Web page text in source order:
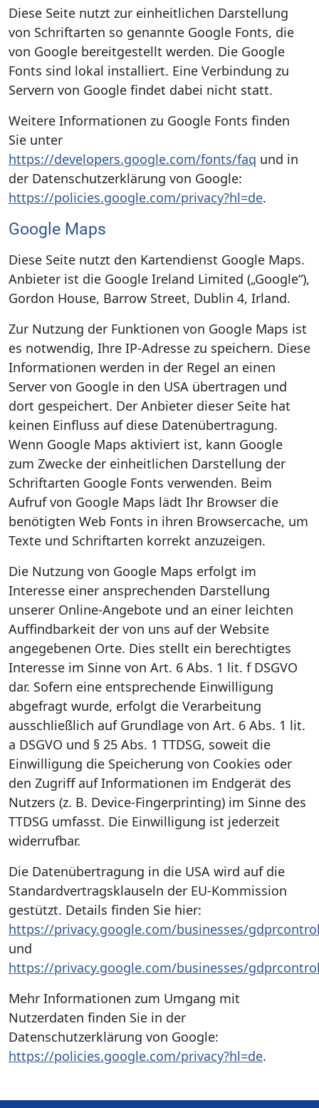
Diese Seite nutzt zur einheitlichen Darstellung
von Schriftarten so genannte Google Fonts, die
von Google bereitgestellt werden. Die Google
Fonts sind lokal installiert. Eine Verbindung zu
Servern von Google findet dabei nicht statt.
Weitere Informationen zu Google Fonts finden
Sie unter
https://developers.google.com/fonts/faq und in
der Datenschutzerklärung von Google:
https://policies.google.com/privacy?hl=de.
Google Maps
Diese Seite nutzt den Kartendienst Google Maps.
Anbieter ist die Google Ireland Limited („Google“),
Gordon House, Barrow Street, Dublin 4, Irland.
Zur Nutzung der Funktionen von Google Maps ist
es notwendig, Ihre IP-Adresse zu speichern. Diese
Informationen werden in der Regel an einen
Server von Google in den USA übertragen und
dort gespeichert. Der Anbieter dieser Seite hat
keinen Einfluss auf diese Datenübertragung.
Wenn Google Maps aktiviert ist, kann Google
zum Zwecke der einheitlichen Darstellung der
Schriftarten Google Fonts verwenden. Beim
Aufruf von Google Maps lädt Ihr Browser die
benötigten Web Fonts in ihren Browsercache, um
Texte und Schriftarten korrekt anzuzeigen.
Die Nutzung von Google Maps erfolgt im
Interesse einer ansprechenden Darstellung
unserer Online-Angebote und an einer leichten
Auffindbarkeit der von uns auf der Website
angegebenen Orte. Dies stellt ein berechtigtes
Interesse im Sinne von Art. 6 Abs. 1 lit. f DSGVO
dar. Sofern eine entsprechende Einwilligung
abgefragt wurde, erfolgt die Verarbeitung
ausschließlich auf Grundlage von Art. 6 Abs. 1 lit.
a DSGVO und § 25 Abs. 1 TTDSG, soweit die
Einwilligung die Speicherung von Cookies oder
den Zugriff auf Informationen im Endgerät des
Nutzers (z. B. Device-Fingerprinting) im Sinne des
TTDSG umfasst. Die Einwilligung ist jederzeit
widerrufbar.
Die Datenübertragung in die USA wird auf die
Standardvertragsklauseln der EU-Kommission
gestützt. Details finden Sie hier:
https://privacy.google.com/businesses/
und
https://privacy.google.com/businesses/
Mehr Informationen zum Umgang mit
Nutzerdaten finden Sie in der
Datenschutzerklärung von Google:
https://policies.google.com/privacy?hl=de.